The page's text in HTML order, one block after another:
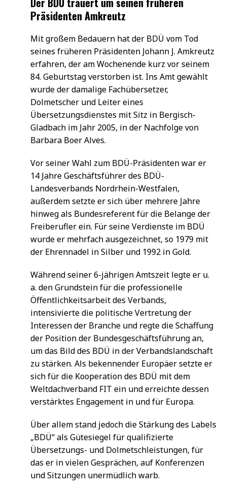
Präsidenten Amkreutz
Mit großem Bedauern hat der BDÜ vom Tod
seines früheren Präsidenten Johann J. Amkreutz
erfahren, der am Wochenende kurz vor seinem
84. Geburtstag verstorben ist. Ins Amt gewählt
wurde der damalige Fachübersetzer,
Dolmetscher und Leiter eines
Übersetzungsdienstes mit Sitz in Bergisch-
Gladbach im Jahr 2005, in der Nachfolge von
Barbara Boer Alves.
Vor seiner Wahl zum BDÜ-Präsidenten war er
14 Jahre Geschäftsführer des BDÜ-
Landesverbands Nordrhein-Westfalen,
außerdem setzte er sich über mehrere Jahre
hinweg als Bundesreferent für die Belange der
Freiberufler ein. Für seine Verdienste im BDÜ
wurde er mehrfach ausgezeichnet, so 1979 mit
der Ehrennadel in Silber und 1992 in Gold.
Während seiner 6-jährigen Amtszeit legte er u.
a. den Grundstein für die professionelle
Öffentlichkeitsarbeit des Verbands,
intensivierte die politische Vertretung der
Interessen der Branche und regte die Schaffung
der Position der Bundesgeschäftsführung an,
um das Bild des BDÜ in der Verbandslandschaft
zu stärken. Als bekennender Europäer setzte er
sich für die Kooperation des BDÜ mit dem
Weltdachverband FIT ein und erreichte dessen
verstärktes Engagement in und für Europa.
Über allem stand jedoch die Stärkung des Labels
„BDÜ“ als Gütesiegel für qualifizierte
Übersetzungs- und Dolmetschleistungen, für
das er in vielen Gesprächen, auf Konferenzen
und Sitzungen unermüdlich warb.